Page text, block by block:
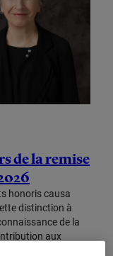
de la remise
honoris causa
distinction à
de la
aux